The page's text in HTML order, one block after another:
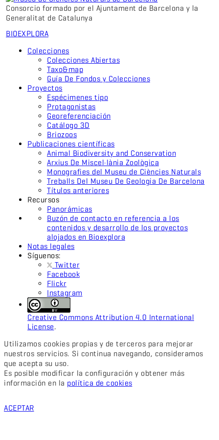
Consorcio formado por el Ajuntament de Barcelona y la
Generalitat de Catalunya
BIOEXPLORA
Colecciones
Colecciones Abiertas
Taxo&map
Guía De Fondos y Colecciones
Proyectos
Espécimenes tipo
Protagonistas
Georeferenciación
Catálogo 3D
Briozoos
Publicaciones científicas
Animal Biodiversity and Conservation
Arxius De Miscel·lània Zoològica
Monografies del Museu de Ciències Naturals
Treballs Del Museu De Geologia De Barcelona
Títulos anteriores
Recursos
Panorámicas
Buzón de contacto en referencia a los
contenidos y desarrollo de los proyectos
alojados en Bioexplora
Notas legales
Síguenos:
Twitter
Facebook
Flickr
Instagram
Creative Commons Attribution 4.0 International
License.
Utilizamos cookies propias y de terceros para mejorar
nuestros servicios. Si continua navegando, consideramos
que acepta su uso.
Es posible modificar la configuración y obtener más
información en la política de cookies
ACEPTAR